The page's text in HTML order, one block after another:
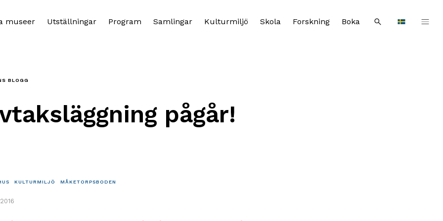
Languages
museer Utställningar Program Samlingar Kulturmiljö Skola Forskning Boka Sök
BLOGG
pågår!
KULTURMILJÖ MÅKETORPSBODEN